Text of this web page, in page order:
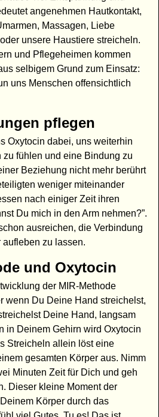
angenehmen Hautkontakt,
Massagen, Liebe
unsere Haustiere streicheln.
und Pflegeheimen kommen
selbigem Grund zum Einsatz:
uns Menschen offensichtlich
pflegen
Oxytocin dabei, uns weiterhin
fühlen und eine Bindung zu
Beziehung nicht mehr berührt
weniger miteinander
nach einiger Zeit ihren
Du mich in den Arm nehmen?”.
ausreichen, die Verbindung
zu lassen.
und Oxytocin
der MIR-Methode
wenn Du Deine Hand streichelst,
Deine Hand, langsam
in Deinem Gehirn wird Oxytocin
Streicheln allein löst eine
gesamten Körper aus. Nimm
Minuten Zeit für Dich und geh
Dieser kleine Moment der
Körper durch das